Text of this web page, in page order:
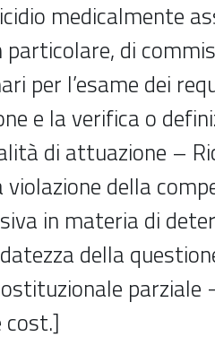
medicalmente
particolare, di
per l’esame dei
e la verifica o
di attuazione –
della
in materia di
della
parziale
cost.]